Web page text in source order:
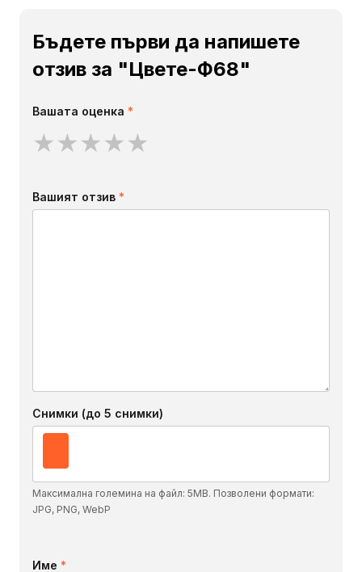
Бъдете първи да напишете
отзив за "Цвете-Ф68"
Вашата оценка *
★★★★★
Вашият отзив *
Снимки (до 5 снимки)
Максимална големина на файл: 5MB. Позволени формати:
JPG, PNG, WebP
Име *